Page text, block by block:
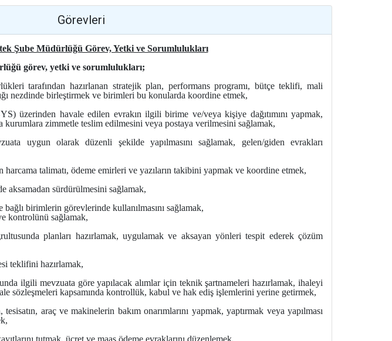
Görevleri
Şube Müdürlüğü Görev, Yetki ve Sorumlulukları
görev, yetki ve sorumlulukları;
tarafından hazırlanan stratejik plan, performans programı, bütçe teklifi, mali
nezdinde birleştirmek ve birimleri bu konularda koordine etmek,
üzerinden havale edilen evrakın ilgili birime ve/veya kişiye dağıtımını yapmak,
kurumlara zimmetle teslim edilmesini veya postaya verilmesini sağlamak,
uygun olarak düzenli şekilde yapılmasını sağlamak, gelen/giden evrakları
talimatı, ödeme emirleri ve yazıların takibini yapmak ve koordine etmek,
aksamadan sürdürülmesini sağlamak,
birimlerin görevlerinde kullanılmasını sağlamak,
kontrolünü sağlamak,
planları hazırlamak, uygulamak ve aksayan yönleri tespit ederek çözüm
teklifini hazırlamak,
ilgili mevzuata göre yapılacak alımlar için teknik şartnameleri hazırlamak, ihaleyi
sözleşmeleri kapsamında kontrollük, kabul ve hak ediş işlemlerini yerine getirmek,
araç ve makinelerin bakım onarımlarını yapmak, yaptırmak veya yapılması
tutmak, ücret ve maaş ödeme evraklarını düzenlemek,